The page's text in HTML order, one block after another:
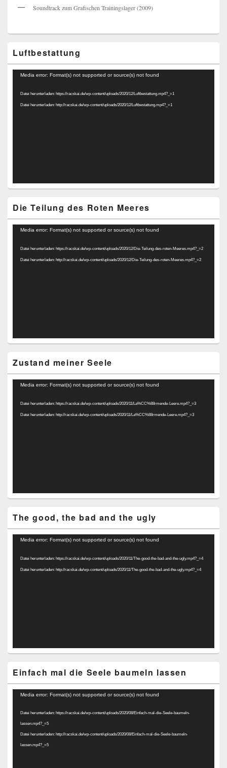
Soundtrack zum Grafischen Trainingslager (2009)
Luftbestattung
Video-
Media error: Format(s) not supported or source(s) not found
Datei herunterladen: https://racskai.de/wp-content/uploads/2020/12/Luftbestattung.mp4?_=1
Datei herunterladen: http://racskai.de/wp-content/uploads/2020/12/Luftbestattung.mp4?_=1
Die Teilung des Roten Meeres
Video-
Media error: Format(s) not supported or source(s) not found
Datei herunterladen: https://racskai.de/wp-content/uploads/2020/12/Die-Teilung-des-roten-Meeres.mp4?_=2
Datei herunterladen: http://racskai.de/wp-content/uploads/2020/12/Die-Teilung-des-roten-Meeres.mp4?_=2
Zustand meiner Seele
Video-
Media error: Format(s) not supported or source(s) not found
Datei herunterladen: https://racskai.de/wp-content/uploads/2020/11/La%CC%88rmende-Leere.mp4?_=3
Datei herunterladen: http://racskai.de/wp-content/uploads/2020/11/La%CC%88rmende-Leere.mp4?_=3
The good, the bad and the ugly
Video-
Media error: Format(s) not supported or source(s) not found
Datei herunterladen: https://racskai.de/wp-content/uploads/2020/11/The-good-the-bad-and-the-ugly.mp4?_=4
Datei herunterladen: http://racskai.de/wp-content/uploads/2020/11/The-good-the-bad-and-the-ugly.mp4?_=4
Einfach mal die Seele baumeln lassen
Video-
Media error: Format(s) not supported or source(s) not found
Datei herunterladen: https://racskai.de/wp-content/uploads/2020/08/Einfach-mal-die-Seele-baumeln-
lassen.mp4?_=5
Datei herunterladen: http://racskai.de/wp-content/uploads/2020/08/Einfach-mal-die-Seele-baumeln-
lassen.mp4?_=5